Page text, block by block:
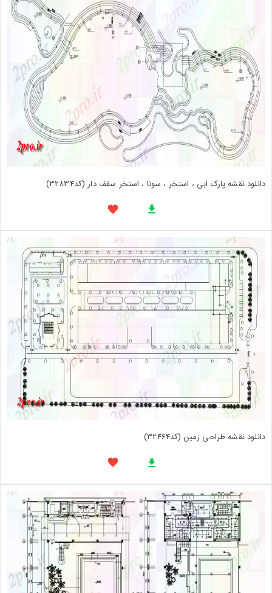
دانلود نقشه پارک ابی ، استخر ، سونا ، استخر سقف دار (کد32834)
دانلود نقشه طراحی زمین (کد32464)